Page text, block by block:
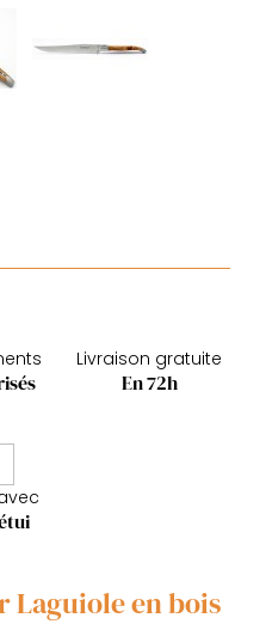
Livraison gratuite
En 72h
Laguiole en bois